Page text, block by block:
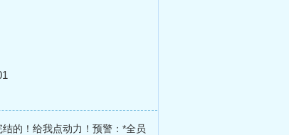
的！给我点动力！预警：*全员